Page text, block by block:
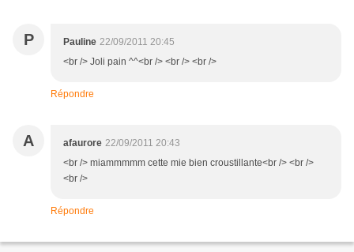
P Pauline 22/09/2011 20:45
<br /> Joli pain ^^<br /> <br /> <br />
Répondre
A afaurore 22/09/2011 20:43
<br /> miammmmm cette mie bien croustillante<br /> <br />
<br />
Répondre